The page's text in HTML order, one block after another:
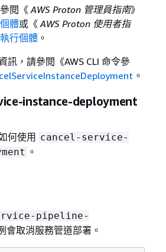
閱《AWS Proton 管理員指南》
體或《AWS Proton 使用者指
行個體。
訊，請參閱《AWS CLI 命令參
。
instance-deployment
何使用 cancel-service-
。
pipeline-
會取消服務管道部署。